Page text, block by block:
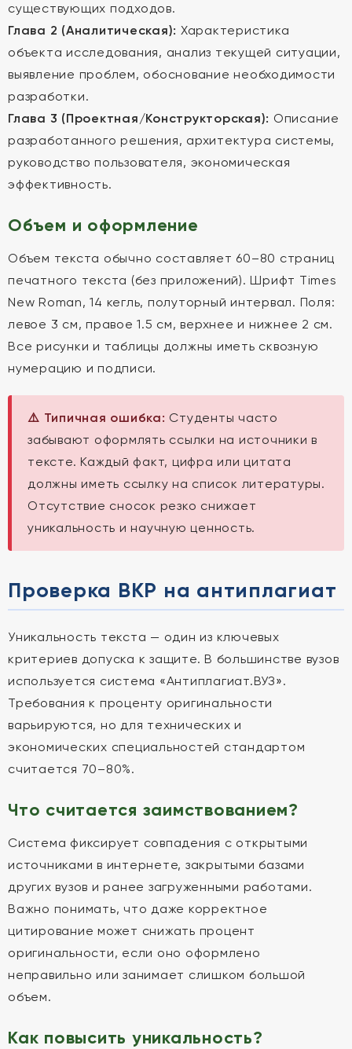
существующих подходов.
Глава 2 (Аналитическая): Характеристика
объекта исследования, анализ текущей ситуации,
выявление проблем, обоснование необходимости
разработки.
Глава 3 (Проектная/Конструкторская): Описание
разработанного решения, архитектура системы,
руководство пользователя, экономическая
эффективность.
Объем и оформление
Объем текста обычно составляет 60–80 страниц
печатного текста (без приложений). Шрифт Times
New Roman, 14 кегль, полуторный интервал. Поля:
левое 3 см, правое 1.5 см, верхнее и нижнее 2 см.
Все рисунки и таблицы должны иметь сквозную
нумерацию и подписи.
⚠️ Типичная ошибка: Студенты часто
забывают оформлять ссылки на источники в
тексте. Каждый факт, цифра или цитата
должны иметь ссылку на список литературы.
Отсутствие сносок резко снижает
уникальность и научную ценность.
Проверка ВКР на антиплагиат
Уникальность текста — один из ключевых
критериев допуска к защите. В большинстве вузов
используется система «Антиплагиат.ВУЗ».
Требования к проценту оригинальности
варьируются, но для технических и
экономических специальностей стандартом
считается 70–80%.
Что считается заимствованием?
Система фиксирует совпадения с открытыми
источниками в интернете, закрытыми базами
других вузов и ранее загруженными работами.
Важно понимать, что даже корректное
цитирование может снижать процент
оригинальности, если оно оформлено
неправильно или занимает слишком большой
объем.
Как повысить уникальность?